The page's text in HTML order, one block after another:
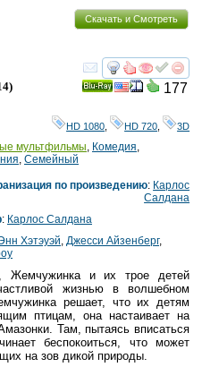
Скачать и Смотреть
смотреть
177
HD 1080 HD 720 3D
мультфильмы Комедия
Семейный
по произведению: Карлос
Салдана
: Карлос Салдана
Хэтэуэй Джесси Айзенберг,
Жемчужинка и их трое детей
жизнью в волшебном
решает, что их детям
птицам, она настаивает на
Там, пытаясь вписаться
беспокоиться, что может
на зов дикой природы.